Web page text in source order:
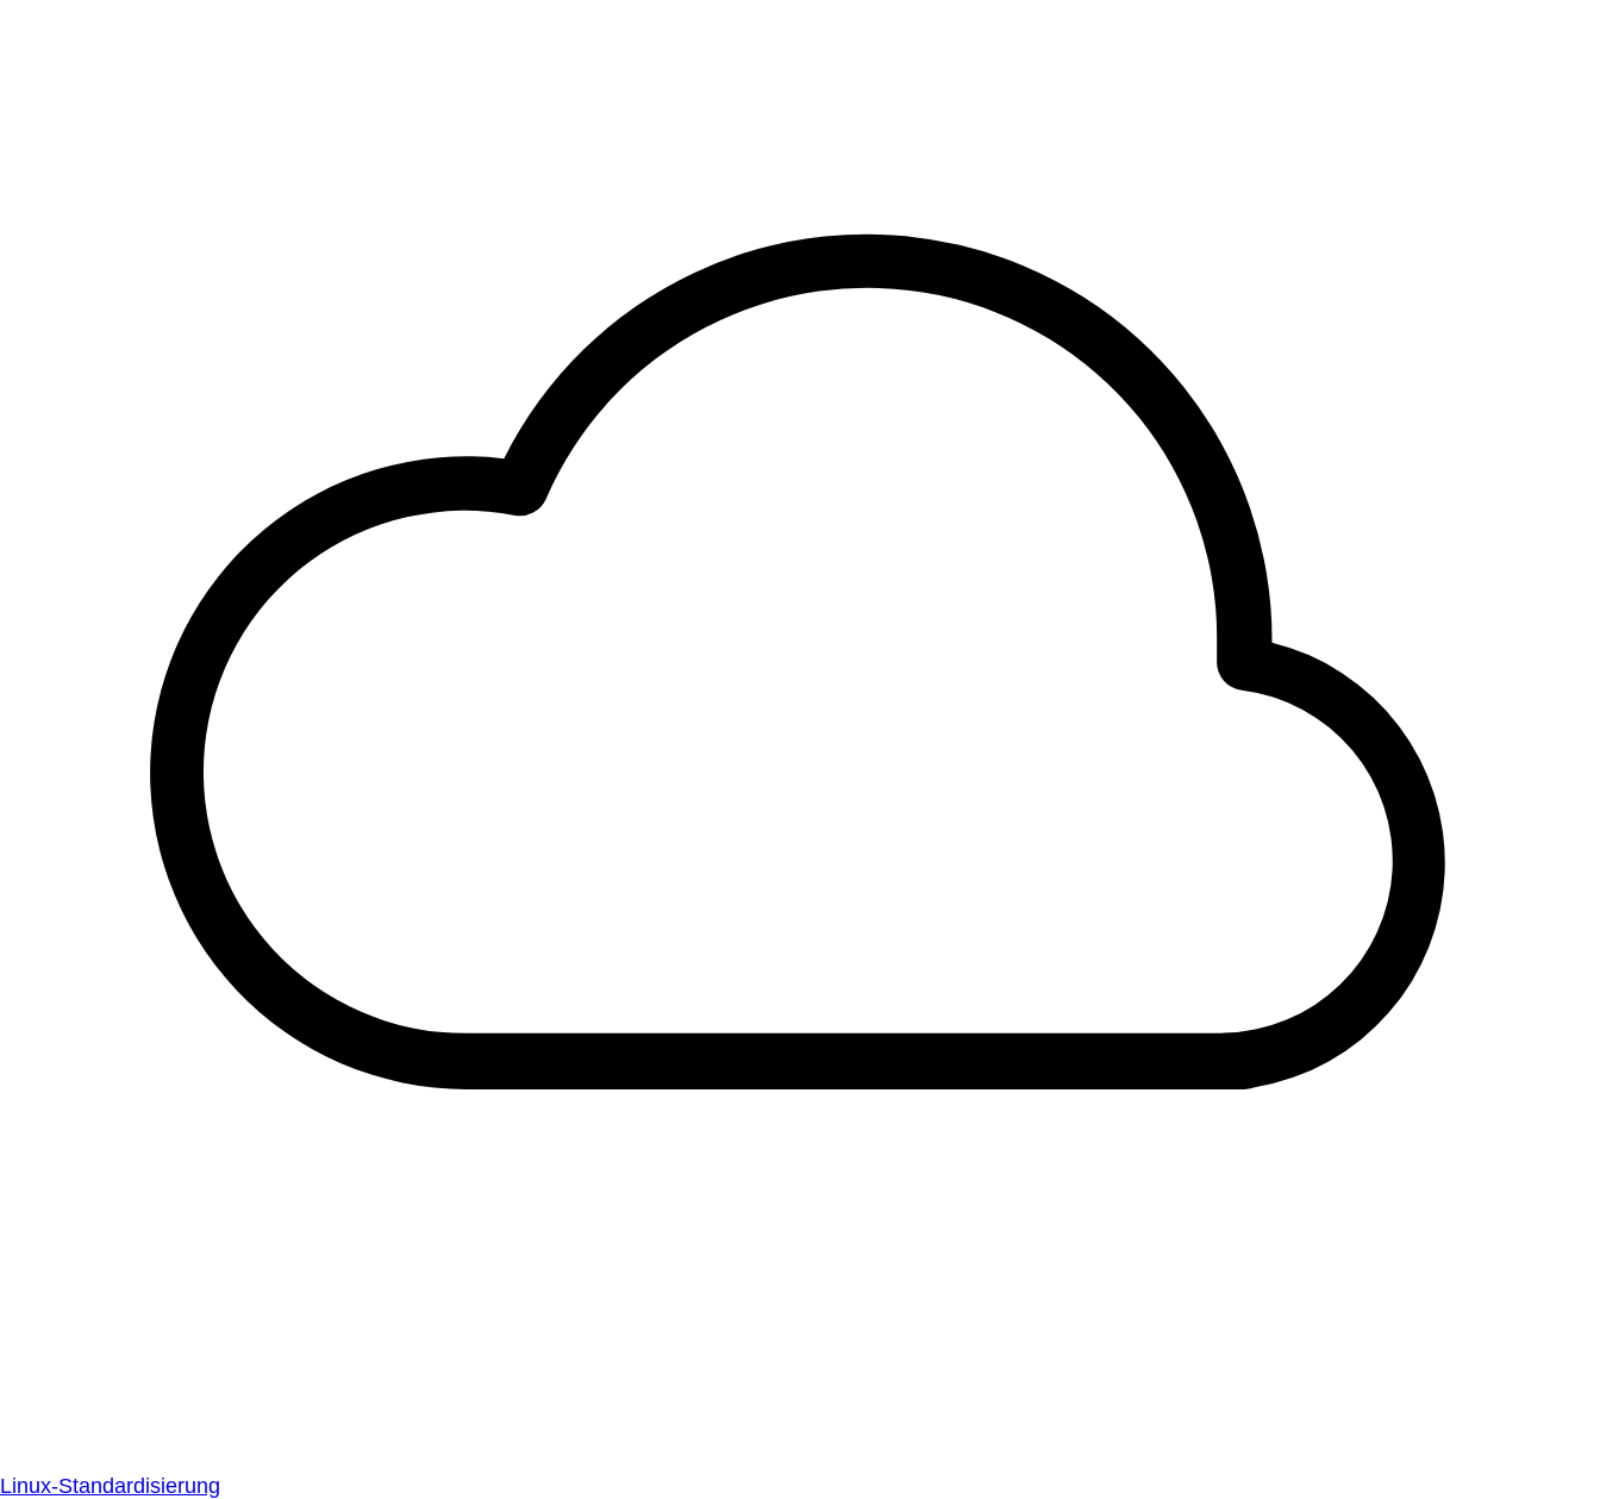
Linux-Standardisierung